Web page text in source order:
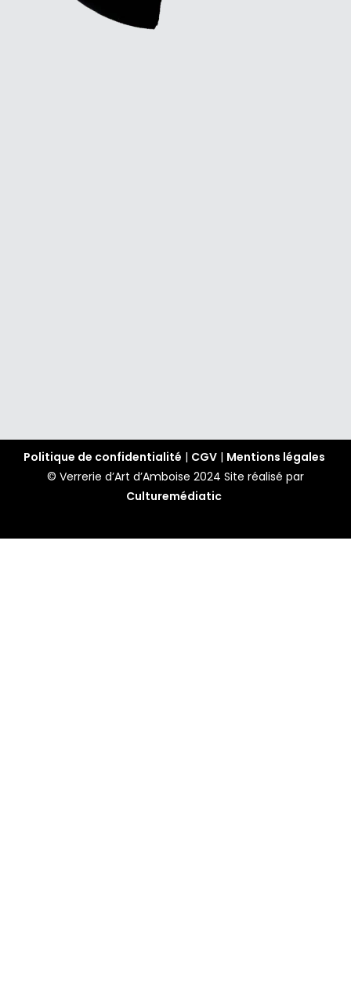
Politique de confidentialité | CGV | Mentions légales
© Verrerie d’Art d’Amboise 2024 Site réalisé par
Culturemédiatic